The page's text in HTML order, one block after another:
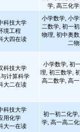
学, 高三化
科技大学
境工程
大四在读
小学数学, 小
二数学, 初一
物理, 初中奥
二
科技大学
计算科学
大二在读
小学数学, 初
理, 初三数学,
高二数学, 高
科技大学
用化学
大一在读
初一初二化学
学, 高一高二